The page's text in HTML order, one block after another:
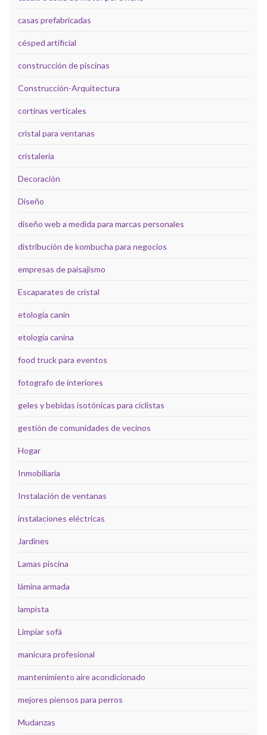
casas prefabricadas
césped artificial
construcción de piscinas
Construcción-Arquitectura
cortinas verticales
cristal para ventanas
cristalería
Decoración
Diseño
diseño web a medida para marcas personales
distribución de kombucha para negocios
empresas de paisajismo
Escaparates de cristal
etología canin
etología canina
food truck para eventos
fotografo de interiores
geles y bebidas isotónicas para ciclistas
gestión de comunidades de vecinos
Hogar
Inmobiliaria
Instalación de ventanas
instalaciones eléctricas
Jardines
Lamas piscina
lámina armada
lampista
Limpiar sofá
manicura profesional
mantenimiento aire acondicionado
mejores piensos para perros
Mudanzas